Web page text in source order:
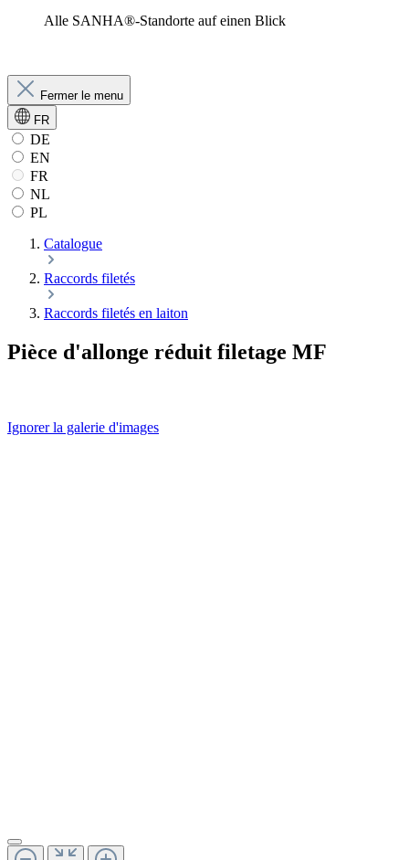
Alle SANHA®-Standorte auf einen Blick
Fermer le menu
FR
DE
EN
FR
NL
PL
Catalogue
Raccords filetés
Raccords filetés en laiton
Pièce d'allonge réduit filetage MF
Ignorer la galerie d'images